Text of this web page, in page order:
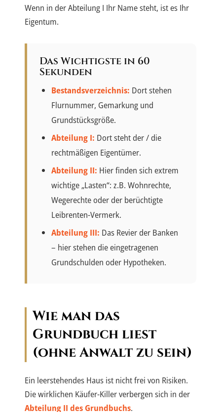
Wenn in der Abteilung I Ihr Name steht, ist es Ihr
Eigentum.
Das Wichtigste in 60
Sekunden
Bestandsverzeichnis: Dort stehen
Flurnummer, Gemarkung und
Grundstücksgröße.
Abteilung I: Dort steht der / die
rechtmäßigen Eigentümer.
Abteilung II: Hier finden sich extrem
wichtige „Lasten“: z.B. Wohnrechte,
Wegerechte oder der berüchtigte
Leibrenten-Vermerk.
Abteilung III: Das Revier der Banken
– hier stehen die eingetragenen
Grundschulden oder Hypotheken.
Wie man das
Grundbuch liest
(ohne Anwalt zu sein)
Ein leerstehendes Haus ist nicht frei von Risiken.
Die wirklichen Käufer-Killer verbergen sich in der
Abteilung II des Grundbuchs.